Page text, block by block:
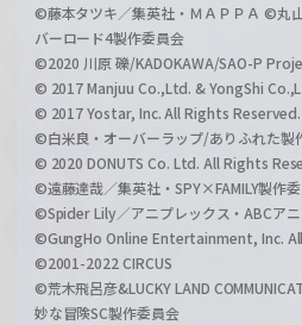
©藤本タツキ／集英社・ＭＡＰＰＡ ©丸
バーロード4製作委員会
©2020 川原 礫/KADOKAWA/SAO-P
© 2017 Manjuu Co.,Ltd. & YongShi
© 2017 Yostar, Inc. All Rights Reserved.
©白米良・オーバーラップ/ありふれた製
© 2020 DONUTS Co. Ltd. All Rights
©遠藤達哉／集英社・SPY×FAMILY製作
©Spider Lily／アニプレックス・ABCア
©GungHo Online Entertainment, Inc.
©2001-2022 CIRCUS
©荒木飛呂彦&LUCKY LAND
妙な冒険SC製作委員会